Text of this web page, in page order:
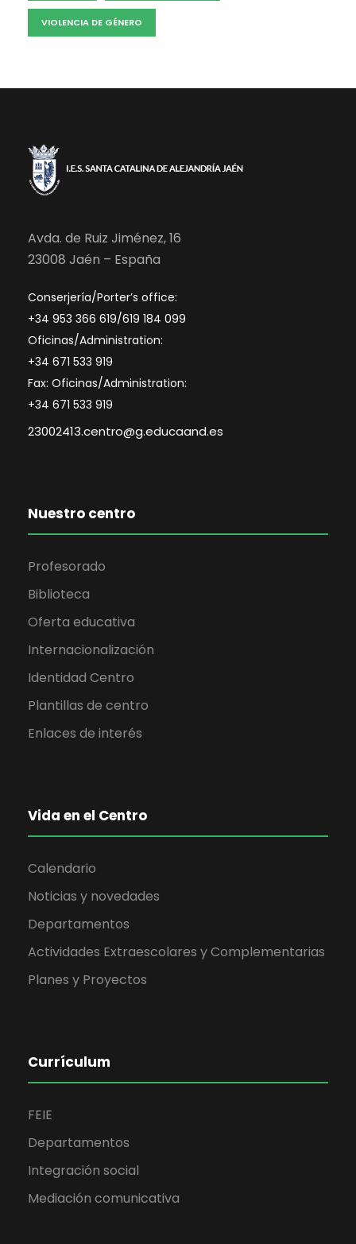
VIOLENCIA DE GÉNERO
Avda. de Ruiz Jiménez, 16
23008 Jaén – España
Conserjería/Porter’s office:
+34 953 366 619/619 184 099
Oficinas/Administration:
+34 671 533 919
Fax: Oficinas/Administration:
+34 671 533 919
23002413.centro@g.educaand.es
Nuestro centro
Profesorado
Biblioteca
Oferta educativa
Internacionalización
Identidad Centro
Plantillas de centro
Enlaces de interés
Vida en el Centro
Calendario
Noticias y novedades
Departamentos
Actividades Extraescolares y Complementarias
Planes y Proyectos
Currículum
FEIE
Departamentos
Integración social
Mediación comunicativa